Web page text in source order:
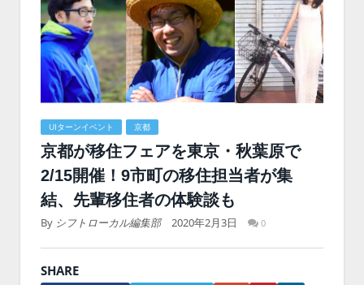
UIターンイベント 京都
京都が移住フェアを東京・秋葉原で
2/15開催！9市町の移住担当者が集
結、先輩移住者の体験談も
By シフトローカル編集部 2020年2月3日 0
SHARE